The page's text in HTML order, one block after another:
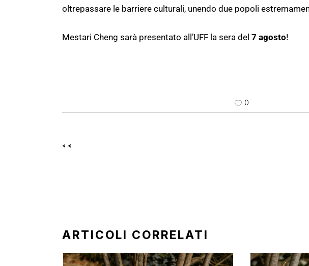
oltrepassare le barriere culturali, unendo due popoli
Mestari Cheng sarà presentato all’UFF la sera del 7 agosto!
0
<<
ARTICOLI CORRELATI